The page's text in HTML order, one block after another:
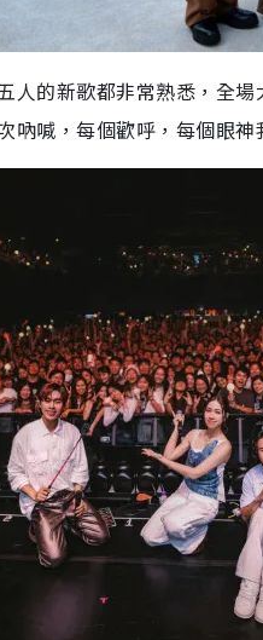
人的新歌都非常熟悉，全
吶喊，每個歡呼，每個眼